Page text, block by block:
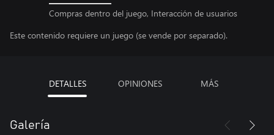
Compras dentro del juego, Interacción de usuarios
Este contenido requiere un juego (se vende por separado).
DETALLES OPINIONES MÁS
Galería